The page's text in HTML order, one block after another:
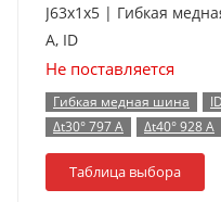
J63x1x5 | Гибкая
А, ID
Не поставляется
Гибкая медная шина ID
Δt30° 797 А
Δt40° 928 А
Таблица выбора